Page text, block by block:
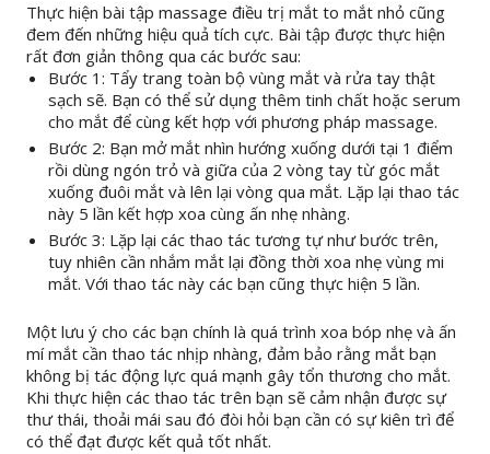
Thực hiện bài tập massage điều trị mắt to mắt nhỏ cũng
đem đến những hiệu quả tích cực. Bài tập được thực hiện
rất đơn giản thông qua các bước sau:
Bước 1: Tẩy trang toàn bộ vùng mắt và rửa tay thật
sạch sẽ. Bạn có thể sử dụng thêm tinh chất hoặc serum
cho mắt để cùng kết hợp với phương pháp massage.
Bước 2: Bạn mở mắt nhìn hướng xuống dưới tại 1 điểm
rồi dùng ngón trỏ và giữa của 2 vòng tay từ góc mắt
xuống đuôi mắt và lên lại vòng qua mắt. Lặp lại thao tác
này 5 lần kết hợp xoa cùng ấn nhẹ nhàng.
Bước 3: Lặp lại các thao tác tương tự như bước trên,
tuy nhiên cần nhắm mắt lại đồng thời xoa nhẹ vùng mi
mắt. Với thao tác này các bạn cũng thực hiện 5 lần.
Một lưu ý cho các bạn chính là quá trình xoa bóp nhẹ và ấn
mí mắt cần thao tác nhịp nhàng, đảm bảo rằng mắt bạn
không bị tác động lực quá mạnh gây tổn thương cho mắt.
Khi thực hiện các thao tác trên bạn sẽ cảm nhận được sự
thư thái, thoải mái sau đó đòi hỏi bạn cần có sự kiên trì để
có thể đạt được kết quả tốt nhất.